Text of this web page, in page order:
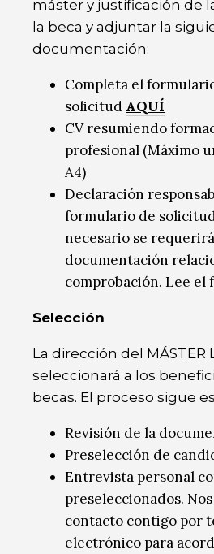
máster y justificación de
la beca y adjuntar la
documentación:
Completa el
solicitud AQUÍ
CV resumiendo
profesional (Máximo
A4)
Declaración
formulario de
necesario se
documentación
comprobación. Lee el
Selección
La dirección del MÁSTER
seleccionará a los
becas. El proceso sigue
Revisión de la
Preselección de
Entrevista personal
preseleccionados.
contacto contigo por
electrónico para